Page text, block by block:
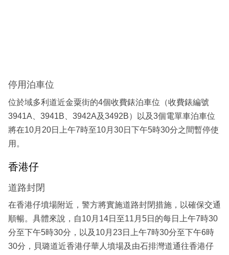
停用泊車位
位於域多利道近金粟街的4個收費錶泊車位（收費錶編號
3941A、3941B、3942A及3492B）以及3個電單車泊車位
將在10月20日上午7時至10月30日下午5時30分之間暫停使
用。
香港仔
道路封閉
在香港仔墳場附近，警方將實施道路封閉措施，以確保交通
順暢。具體來說，自10月14日至11月5日的每日上午7時30
分至下午5時30分，以及10月23日上午7時30分至下午6時
30分，貝璐道近香港仔華人墳場及由石排灣道通往香港仔